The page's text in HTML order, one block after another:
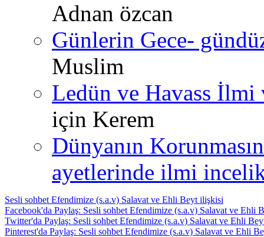
Adnan özcan
Günlerin Gece-
Muslim
Ledün ve Havass İlmi
için Kerem
Dünyanın
ayetlerinde ilmi
Sesli sohbet Efendimize (s.a.v) Salavat ve Ehli Beyt ilişkisi
Facebook'da Paylaş: Sesli sohbet Efendimize (s.a.v) Salavat ve Ehli
Twitter'da Paylaş: Sesli sohbet Efendimize (s.a.v) Salavat ve Ehli
Pinterest'da Paylaş: Sesli sohbet Efendimize (s.a.v) Salavat ve Ehli